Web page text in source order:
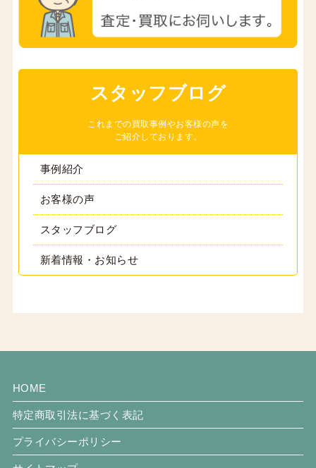
スタッフブログ
これまでの買取事例やお客様の声を
ご紹介しております。
事例紹介
お客様の声
スタッフブログ
新着情報・お知らせ
HOME
特定商取引法に基づく表記
プライバシーポリシー